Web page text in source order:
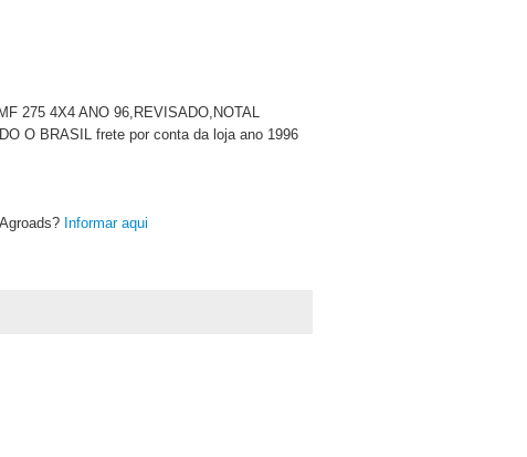
275 4X4 ANO 96,REVISADO,NOTAL
O BRASIL frete por conta da loja ano 1996
Informar aqui